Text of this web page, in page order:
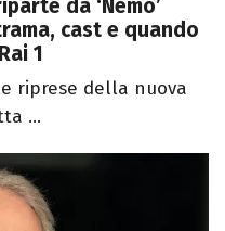
da ‘Nemo’
cast e quando
1
riprese della nuova
...